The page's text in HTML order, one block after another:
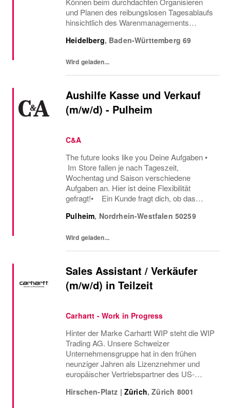
und Planen des reibungslosen Tagesablaufs
hinsichtlich des Warenmanagements
Teamleiters übernimmst du die
Heidelberg, Baden-Württemberg 69
Wird geladen...
Aushilfe Kasse und Verkauf
(m/w/d) - Pulheim
C&A
The future looks like you Deine Aufgaben •
Im Store fallen je nach Tageszeit,
Wochentag und Saison verschiedene
Aufgaben an. Hier ist deine Flexibilität
gefragt!• Ein Kunde fragt dich, ob das
Größe verfügbar ist oder welcher Gürtel gut
Pulheim, Nordrhein-Westfalen 50259
Wird geladen...
Sales Assistant / Verkäufer
(m/w/d) in Teilzeit
Carhartt - Work in Progress
Hinter der Marke Carhartt WIP steht die WIP
Trading AG. Unsere Schweizer
Unternehmensgruppe hat in den frühen
neunziger Jahren als Lizenznehmer und
europäischer Vertriebspartner des US-
Arbeitsbekleidungsherstellers Carhartt ihren
Hirschen-Platz | Zürich,Zürich 8001